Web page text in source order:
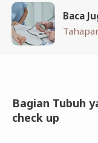
Baca
Bagian Tubuh
check up